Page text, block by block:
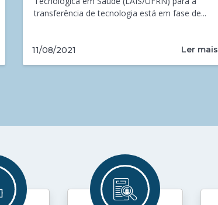
transferência de tecnologia está em fase de...
11/08/2021 Ler mais